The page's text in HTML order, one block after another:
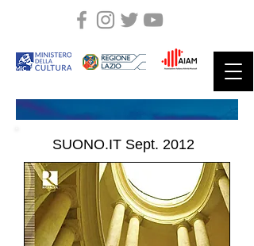
SUONO.IT Sept. 2012